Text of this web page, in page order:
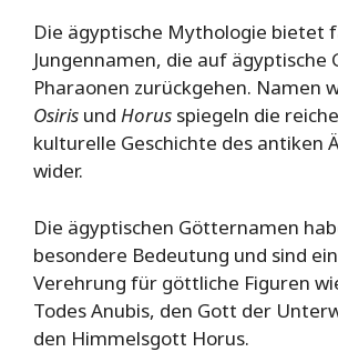
Die ägyptische Mythologie bietet
Jungennamen, die auf ägyptische
Pharaonen zurückgehen. Namen
Osiris und Horus spiegeln die
kulturelle Geschichte des antiken
wider.
Die ägyptischen Götternamen
besondere Bedeutung und sind
Verehrung für göttliche Figuren
Todes Anubis, den Gott der
den Himmelsgott Horus.